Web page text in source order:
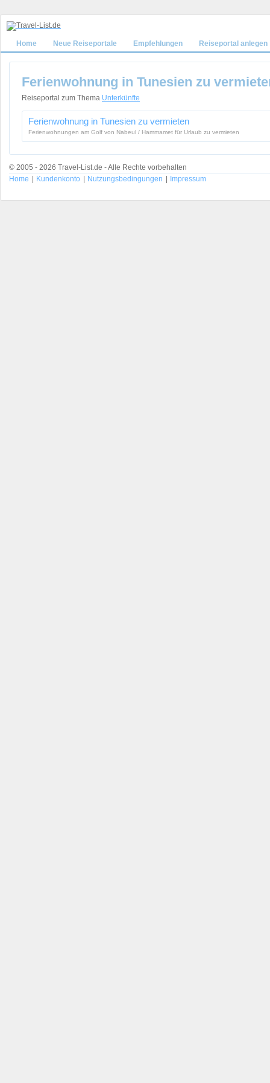
Home Neue Reiseportale Empfehlungen Reiseportal anlegen
Ferienwohnung in Tunesien zu
Reiseportal zum Thema Unterkünfte
Ferienwohnung in Tunesien zu vermieten
Ferienwohnungen am Golf von Nabeul / Hammamet für Urlaub zu vermieten
© 2005 - 2026 Travel-List.de - Alle Rechte vorbehalten
Home
Kundenkonto Nutzungsbedingungen Impressum